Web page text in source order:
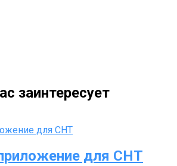
заинтересует
для СНТ